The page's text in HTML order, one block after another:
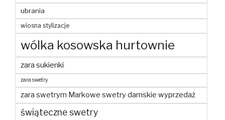
ubrania
wiosna stylizacje
wólka kosowska hurtownie
zara sukienki
zara swetry
zara swetrym Markowe swetry damskie wyprzedaż
świąteczne swetry